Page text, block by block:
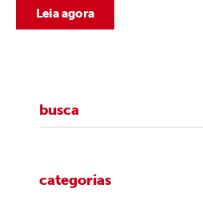
Leia agora
categorias